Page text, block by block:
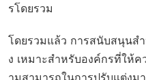
รโดยรวม
โดยรวมแล้ว การสนับสนุนส
ง เหมาะสำหรับองค์กรที่ให้
ามสามารถในการปรับแต่งม